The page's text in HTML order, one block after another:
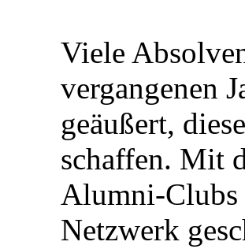
Viele
vergangenen
geäußert,
schaffen. Mit
Alumni-Clubs
Netzwerk